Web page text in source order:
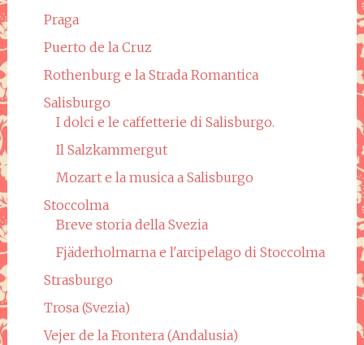
Praga
Puerto de la Cruz
Rothenburg e la Strada Romantica
Salisburgo
I dolci e le caffetterie di Salisburgo.
Il Salzkammergut
Mozart e la musica a Salisburgo
Stoccolma
Breve storia della Svezia
Fjäderholmarna e l'arcipelago di Stoccolma
Strasburgo
Trosa (Svezia)
Vejer de la Frontera (Andalusia)